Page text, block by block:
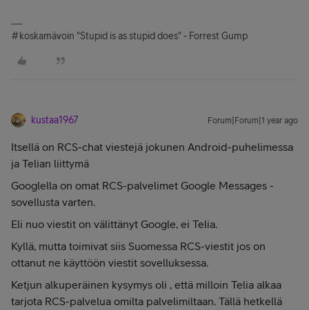
#koskamävoin "Stupid is as stupid does" - Forrest Gump
kustaa1967 Forum|Forum|1 year ago
Itsellä on RCS-chat viestejä jokunen Android-puhelimessa
ja Telian liittymä
Googlella on omat RCS-palvelimet Google Messages -
sovellusta varten.
Eli nuo viestit on välittänyt Google, ei Telia.
Kyllä, mutta toimivat siis Suomessa RCS-viestit jos on
ottanut ne käyttöön viestit sovelluksessa.
Ketjun alkuperäinen kysymys oli , että milloin Telia alkaa
tarjota RCS-palvelua omilta palvelimiltaan. Tällä hetkellä